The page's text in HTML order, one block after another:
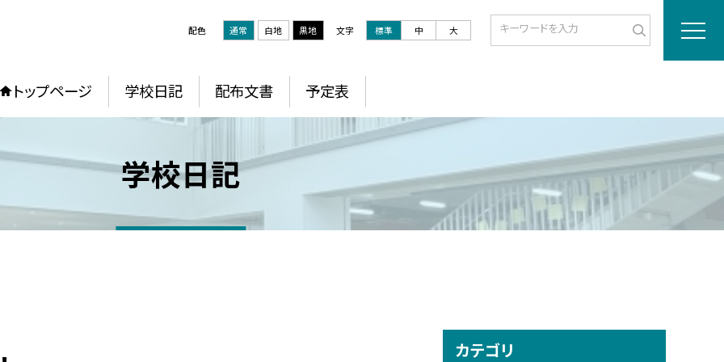
配色 通常 白地 黒地 文字 標準 中 大
トップページ 学校日記 配布文書 予定表
学校日記
カテゴリ